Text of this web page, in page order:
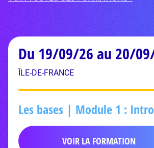
Du 19/09/26 au 20/
ÎLE-DE-FRANCE
Les bases | Module 1 :
VOIR LA FORMATION